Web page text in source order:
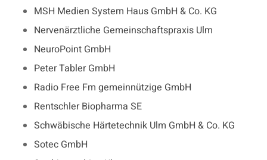
MSH Medien System Haus GmbH & Co. KG
Nervenärztliche Gemeinschaftspraxis Ulm
NeuroPoint GmbH
Peter Tabler GmbH
Radio Free Fm gemeinnützige GmbH
Rentschler Biopharma SE
Schwäbische Härtetechnik Ulm GmbH & Co. KG
Sotec GmbH